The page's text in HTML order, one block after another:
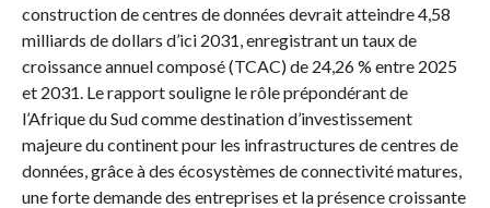
construction de centres de données devrait atteindre 4,58
milliards de dollars d’ici 2031, enregistrant un taux de
croissance annuel composé (TCAC) de 24,26 % entre 2025
et 2031. Le rapport souligne le rôle prépondérant de
l’Afrique du Sud comme destination d’investissement
majeure du continent pour les infrastructures de centres de
données, grâce à des écosystèmes de connectivité matures,
une forte demande des entreprises et la présence croissante